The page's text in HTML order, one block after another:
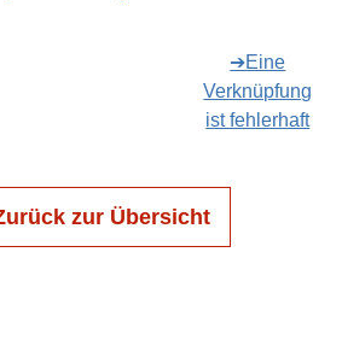
➔Eine
Verknüpfung
ist fehlerhaft
zur Übersicht